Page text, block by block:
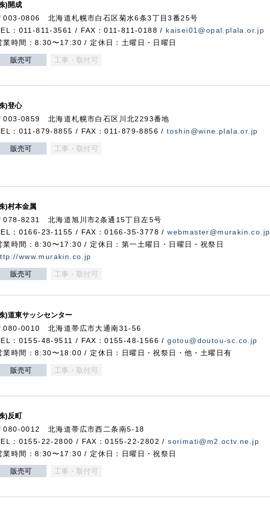
)開成
003-0806 北海道札幌市白石区菊水6条3丁目3番25号
：011-811-3561 / FAX：011-811-0188 / kaisei01@opal.plala.or.jp
業時間：8:30〜17:30 / 定休日：土曜日・日曜日
販売可 工事・取付可
)登心
003-0859 北海道札幌市白石区川北2293番地
：011-879-8855 / FAX：011-879-8856 /toshin@wine.plala.or.jp
販売可 工事・取付可
)村本金属
078-8231 北海道旭川市2条通15丁目左5号
：0166-23-1155 / FAX：0166-35-3778 /webmaster@murakin.co.jp
業時間：8:30〜17:30 / 定休日：第一土曜日・日曜日・祝祭日
www.murakin.co.jp
販売可 工事・取付可
)道東サッシセンター
080-0010 北海道帯広市大通南31-56
：0155-48-9511 / FAX：0155-48-1566 /gotou@doutou-sc.co.jp
業時間：8:30〜18:00 / 定休日：日曜日・祝祭日・他・土曜日有
販売可 工事・取付可
)反町
080-0012 北海道帯広市西二条南5-18
：0155-22-2800 / FAX：0155-22-2802 /sorimati@m2.octv.ne.jp
業時間：8:30〜17:30 / 定休日：日曜日・祝祭日
販売可 工事・取付可